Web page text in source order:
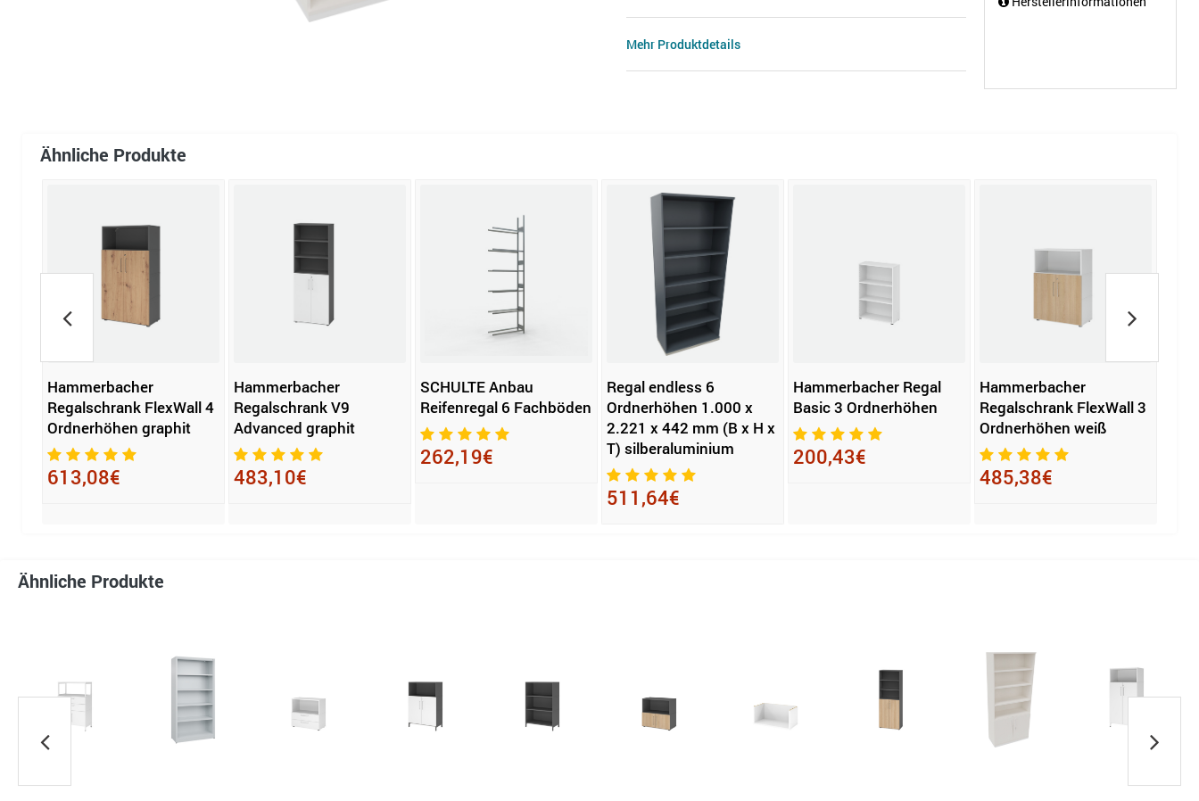
Mehr Produktdetails
Ähnliche Produkte
Hammerbacher
Regalschrank FlexWall 4
Ordnerhöhen graphit
613,08€
Hammerbacher
Regalschrank V9
Advanced graphit
483,10€
SCHULTE Anbau
Reifenregal 6 Fachböden
262,19€
Regal endless 6
Ordnerhöhen 1.000 x
2.221 x 442 mm (B x H x
T) silberaluminium
511,64€
Hammerbacher Regal
Basic 3 Ordnerhöhen
200,43€
Hammerbacher
Regalschrank FlexWall 3
Ordnerhöhen weiß
485,38€
Ähnliche Produkte